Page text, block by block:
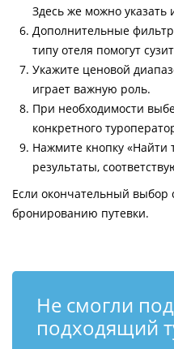
Здесь же можно указать
Дополнительные
типу отеля помогут
Укажите ценовой
играет важную роль.
При необходимости
конкретного
Нажмите кнопку «Найти
результаты,
Если окончательный выбор
бронированию путевки.
Не смогли
подходящий